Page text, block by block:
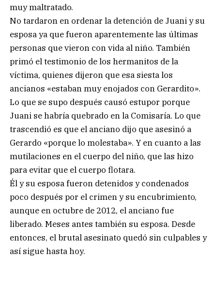
muy maltratado.
No tardaron en ordenar la detención de Juani y su
esposa ya que fueron aparentemente las últimas
personas que vieron con vida al niño. También
primó el testimonio de los hermanitos de la
víctima, quienes dijeron que esa siesta los
ancianos «estaban muy enojados con Gerardito».
Lo que se supo después causó estupor porque
Juani se habría quebrado en la Comisaría. Lo que
trascendió es que el anciano dijo que asesinó a
Gerardo «porque lo molestaba». Y en cuanto a las
mutilaciones en el cuerpo del niño, que las hizo
para evitar que el cuerpo flotara.
Él y su esposa fueron detenidos y condenados
poco después por el crimen y su encubrimiento,
aunque en octubre de 2012, el anciano fue
liberado. Meses antes también su esposa. Desde
entonces, el brutal asesinato quedó sin culpables y
así sigue hasta hoy.